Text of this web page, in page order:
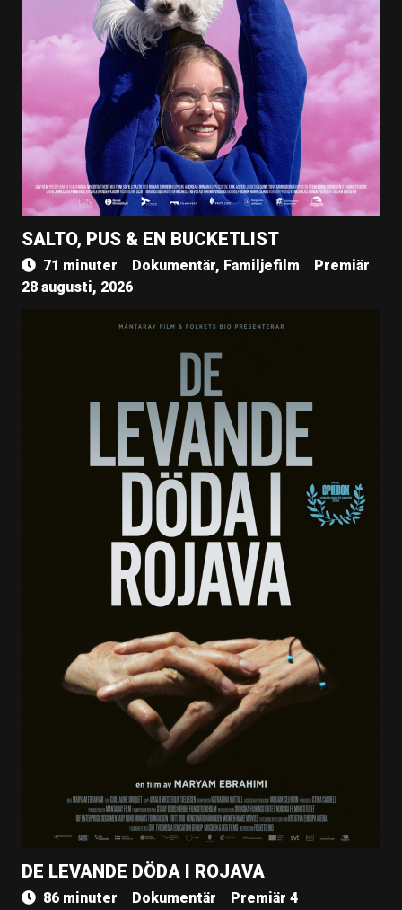
SALTO, PUS & EN BUCKETLIST
71 minuter Dokumentär, Familjefilm
Premiär
28 augusti, 2026
DE LEVANDE DÖDA I ROJAVA
86 minuter Dokumentär
Premiär 4